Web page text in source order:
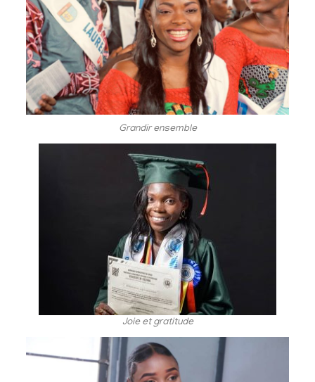
Grandir ensemble
Joie et gratitude